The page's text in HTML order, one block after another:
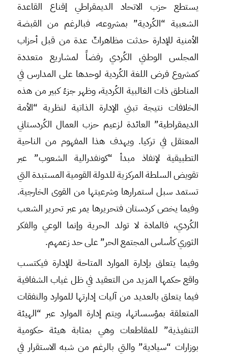
يستطع حزب الاتحاد الديمقراطي إقناع القاعدة
الشعبية “الكُردية” بمشروعه، فبالرغم من القبضة
الأمنية للإدارة حدثت مظاهراتٌ عدة من قبل أحزاب
المجلس الوطني الكُردي رفضاً لمشاريع متعددة
كمشروع فرض اللغة الكُردية لوحدها على المدارس في
المناطق ذات الغالبية الكُردية، وظهر جزءُ كبير من هذه
الخلافات نتيجة تبني الإدارة الذاتية لنظرية “الأمة
الديمقراطية” العائدة لزعيم حزب العمال الكُردستاني
المعتقل في تركيا. ويهدف هذا المفهوم من الناحية
التطبيقية لإنفاذ مبدأ “كونفدرالية الشعوب” عبر
تقويض السلطة المركزية للدولة القومية المستبدة التي
تستمد سبل استمرارها وشرعيتها من القوى الخارجية.
وفيما يخص كردستان فتحريرها يمر عبر تحرير الشعب
الكُردي، فالمادة لا تولد الحرية وإنما الوعي والفكر
الثوري كأساس المجتمع الحر” على حد زعمهم.
وفيما يتعلق بإدارة الموارد المتاحة للإدارة فيكتسب
واقع حكمها المزيد من التعقيد في ظل غياب الشفافية
فيما يتعلق بالعديد من آليات إدارتها للموارد والنفقات
المتعلقة بمؤسساتها، ويتم إدارة الموارد عبر “الهيئة
التنفيذية” للمقاطعات وهي بمثابة هيئة حكومية
بوزارات “سيادية” والتي بالرغم من شبه الاستقرار في